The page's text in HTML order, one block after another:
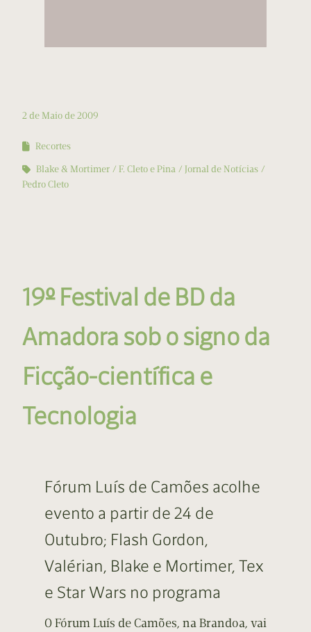
2 de Maio de 2009
Recortes
Blake & Mortimer
F. Cleto e Pina
Jornal de Notícias
Pedro Cleto
19º Festival de BD da
Amadora sob o signo da
Ficção-científica e
Tecnologia
Fórum Luís de Camões acolhe
evento a partir de 24 de
Outubro; Flash Gordon,
Valérian, Blake e Mortimer, Tex
e Star Wars no programa
O Fórum Luís de Camões, na Brandoa, vai